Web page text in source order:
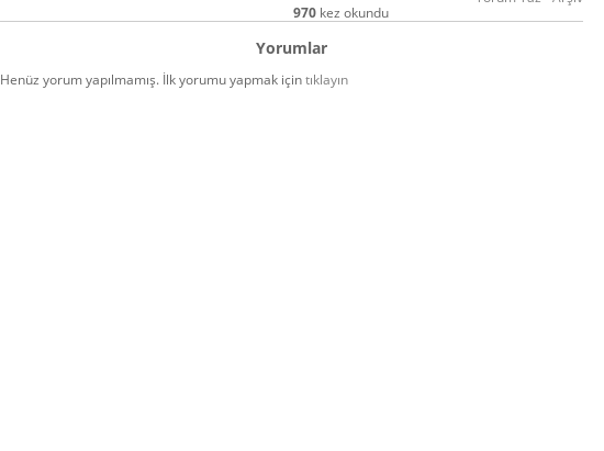
970 kez okundu
Yorumlar
Henüz yorum yapılmamış. İlk yorumu yapmak içintıklayın